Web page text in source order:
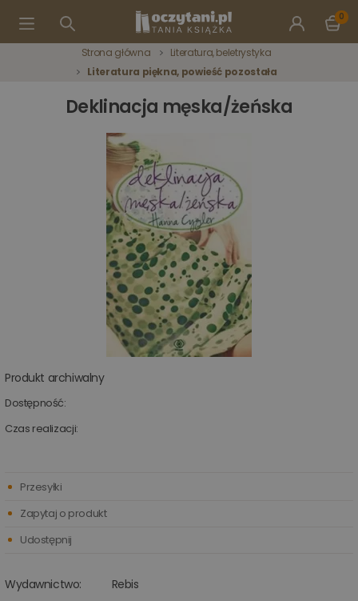
0
Strona główna
Literatura, beletrystyka
Literatura piękna, powieść pozostała
Deklinacja męska/żeńska
Produkt archiwalny
Dostępność:
Czas realizacji:
Wydawnictwo:
Rebis
Przesyłki
Zapytaj o produkt
Udostępnij